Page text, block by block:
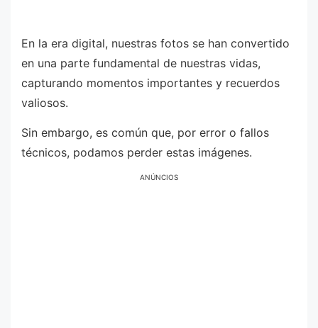
En la era digital, nuestras fotos se han convertido
en una parte fundamental de nuestras vidas,
capturando momentos importantes y recuerdos
valiosos.
Sin embargo, es común que, por error o fallos
técnicos, podamos perder estas imágenes.
ANÚNCIOS